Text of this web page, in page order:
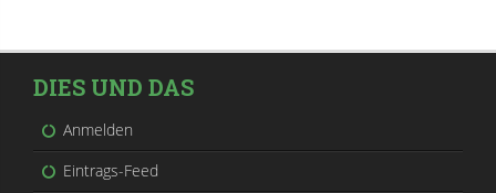
DIES UND DAS
Anmelden
Eintrags-Feed